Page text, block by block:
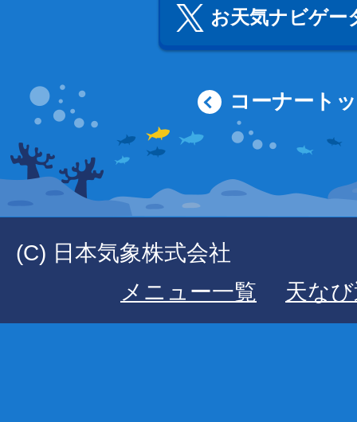
お天気ナビゲー
コーナート
(C) 日本気象株式会社
メニュー一覧
天な